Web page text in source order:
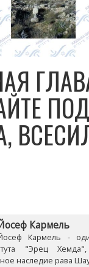
Кармель
Кармель -
"Эрец Хемда",
наследие рава